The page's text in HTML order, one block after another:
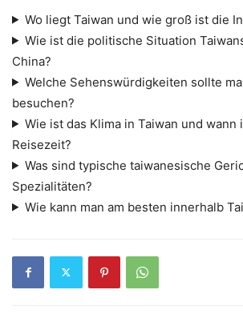
Wo liegt Taiwan und wie groß ist die
Wie ist die politische Situation
China?
Welche Sehenswürdigkeiten sollte
besuchen?
Wie ist das Klima in Taiwan und wann
Reisezeit?
Was sind typische taiwanesische
Spezialitäten?
Wie kann man am besten innerhalb